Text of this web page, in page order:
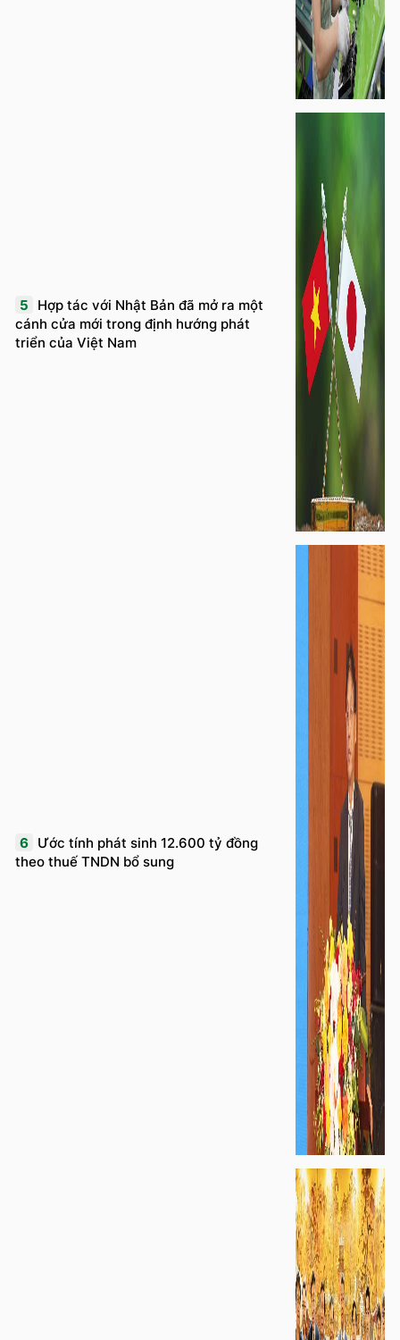
5
Hợp tác với Nhật Bản đã mở ra một
cánh cửa mới trong định hướng phát
triển của Việt Nam
6 Ước tính phát sinh 12.600 tỷ đồng
theo thuế TNDN bổ sung